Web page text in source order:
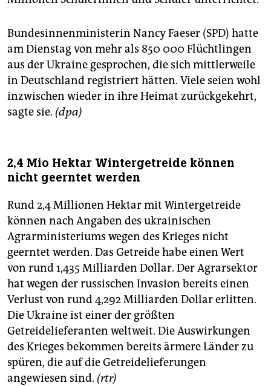
Bundesinnenministerin Nancy Faeser (SPD) hatte
am Dienstag von mehr als 850 000 Flüchtlingen
aus der Ukraine gesprochen, die sich mittlerweile
in Deutschland registriert hätten. Viele seien wohl
inzwischen wieder in ihre Heimat zurückgekehrt,
sagte sie. (dpa)
2,4 Mio Hektar Wintergetreide können
nicht geerntet werden
Rund 2,4 Millionen Hektar mit Wintergetreide
können nach Angaben des ukrainischen
Agrarministeriums wegen des Krieges nicht
geerntet werden. Das Getreide habe einen Wert
von rund 1,435 Milliarden Dollar. Der Agrarsektor
hat wegen der russischen Invasion bereits einen
Verlust von rund 4,292 Milliarden Dollar erlitten.
Die Ukraine ist einer der größten
Getreidelieferanten weltweit. Die Auswirkungen
des Krieges bekommen bereits ärmere Länder zu
spüren, die auf die Getreidelieferungen
angewiesen sind. (rtr)